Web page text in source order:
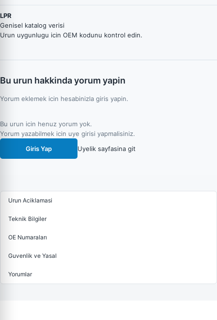
LPR
Genisel katalog verisi
Urun uygunlugu icin OEM kodunu kontrol edin.
Bu urun hakkinda yorum yapin
Yorum eklemek icin hesabinizla giris yapin.
Bu urun icin henuz yorum yok.
Yorum yazabilmek icin uye girisi yapmalisiniz.
Giris Yap
Uyelik sayfasina git
Urun Aciklamasi
Teknik Bilgiler
OE Numaraları
Guvenlik ve Yasal
Yorumlar